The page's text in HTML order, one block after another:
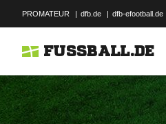
PROMATEUR | dfb.de | dfb-efootball.de
FUSSBALL.DE